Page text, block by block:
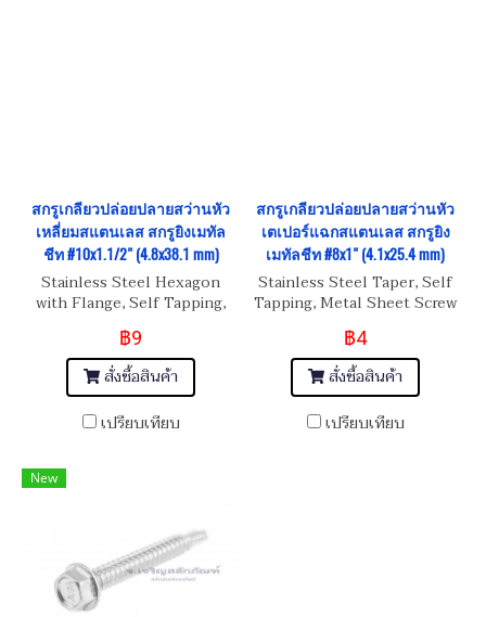
สกรูเกลียวปล่อยปลายสว่านหัว
เหลี่ยมสแตนเลส สกรูยิงเมทัล
ชีท #10x1.1/2" (4.8x38.1 mm)
Stainless Steel Hexagon
with Flange, Self Tapping,
Metal Sheet Screw
#10x1.1/2" (4.8x38.1 mm)
฿9
สั่งซื้อสินค้า
เปรียบเทียบ
สกรูเกลียวปล่อยปลายสว่านหัว
เตเปอร์แฉกสแตนเลส สกรูยิง
เมทัลชีท #8x1" (4.1x25.4 mm)
Stainless Steel Taper, Self
Tapping, Metal Sheet Screw
#8x3/8" (4.1x25.4 mm)
฿4
สั่งซื้อสินค้า
เปรียบเทียบ
New